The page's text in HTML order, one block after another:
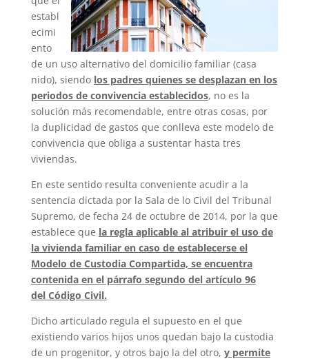
establ
ecimi
ento
de un uso alternativo del domicilio familiar (casa
nido), siendo los padres quienes se desplazan en los
periodos de convivencia establecidos, no es la
solución más recomendable, entre otras cosas, por
la duplicidad de gastos que conlleva este modelo de
convivencia que obliga a sustentar hasta tres
viviendas.
En este sentido resulta conveniente acudir a la
sentencia dictada por la Sala de lo Civil del Tribunal
Supremo, de fecha 24 de octubre de 2014, por la que
establece que la regla aplicable al atribuir el uso de
la vivienda familiar en caso de establecerse el
Modelo de Custodia Compartida, se encuentra
contenida en el párrafo segundo del artículo 96
del Código Civil.
Dicho articulado regula el supuesto en el que
existiendo varios hijos unos quedan bajo la custodia
de un progenitor, y otros bajo la del otro, y permite